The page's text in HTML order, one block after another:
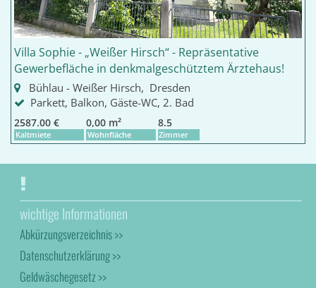
Villa Sophie - „Weißer Hirsch“ - Repräsentative
Gewerbefläche in denkmalgeschütztem Ärztehaus!
Bühlau - Weißer Hirsch, Dresden
Parkett, Balkon, Gäste-WC, 2. Bad
2587.00 €
Kaltmiete
0,00 m²
Wohnfläche
8.5
Zimmer
wichtige Informationen
Abkürzungsverzeichnis >>
Datenschutzerklärung >>
Geldwäschegesetz >>